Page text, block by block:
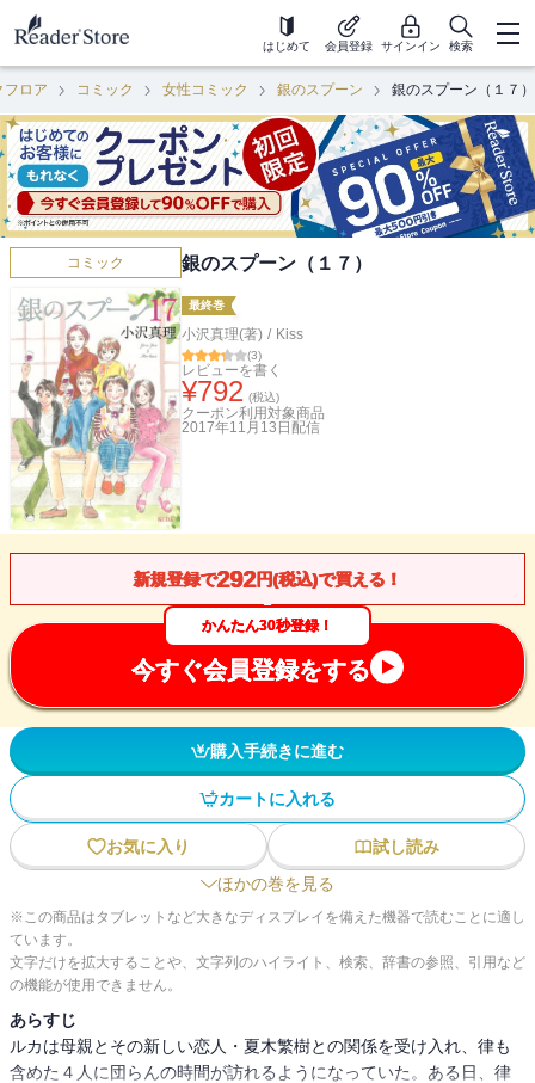
はじめて 会員登録 サインイン 検索
フロア コミック 女性コミック 銀のスプーン 銀のスプーン（１７）
コミック 銀のスプーン（１７）
最終巻
小沢真理(著) / Kiss
(3)
レビューを書く
¥792 (税込)
クーポン利用対象商品
2017年11月13日 配信
新規登録で292円(税込)で買える！
かんたん30秒登録！
今すぐ会員登録をする
購入手続きに進む
カートに入れる
お気に入り
試し読み
ほかの巻を見る
※この商品はタブレットなど大きなディスプレイを備えた機器で読むことに適し
ています。
文字だけを拡大することや、文字列のハイライト、検索、辞書の参照、引用など
の機能が使用できません。
あらすじ
ルカは母親とその新しい恋人・夏木繁樹との関係を受け入れ、律も
含めた４人に団らんの時間が訪れるようになっていた。ある日、律